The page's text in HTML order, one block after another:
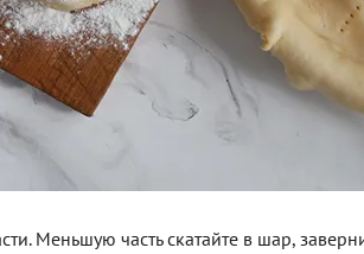
Меньшую часть скатайте в шар,